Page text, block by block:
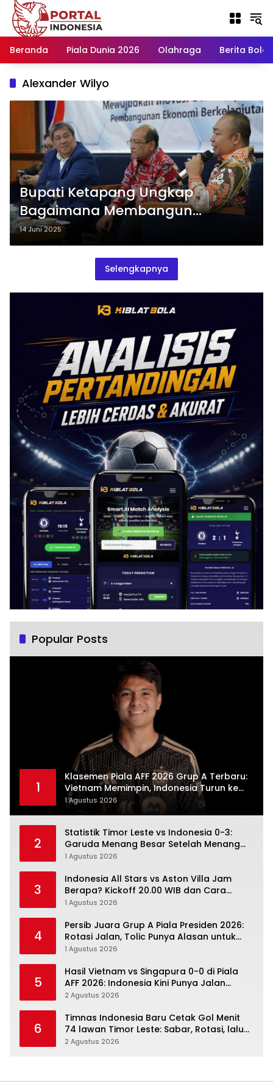
Langsung
konten
Beranda
Piala Dunia 2026 Olahraga Berita Bola
Alexander Wilyo
Bupati Ketapang Ungkap
Bagaimana Membangun
Daerahnya di UGM
14 Juni 2025
Selengkapnya
Popular Posts
1
Klasemen Piala AFF 2026 Grup A Terbaru:
Vietnam Memimpin, Indonesia Turun ke
Posisi Tiga
1 Agustus 2026
2
Statistik Timor Leste vs Indonesia 0-3:
Garuda Menang Besar Setelah Menang
Angka Lebih Dulu
1 Agustus 2026
3
Indonesia All Stars vs Aston Villa Jam
Berapa? Kickoff 20.00 WIB dan Cara
Nonton Resminya
1 Agustus 2026
4
Persib Juara Grup A Piala Presiden 2026:
Rotasi Jalan, Tolic Punya Alasan untuk
Percaya
1 Agustus 2026
5
Hasil Vietnam vs Singapura 0-0 di Piala
AFF 2026: Indonesia Kini Punya Jalan
Terbuka
2 Agustus 2026
6
Timnas Indonesia Baru Cetak Gol Menit
74 lawan Timor Leste: Sabar, Rotasi, lalu
Pecah
2 Agustus 2026